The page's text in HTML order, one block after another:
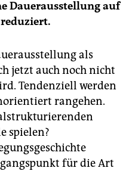
Dauerausstellung auf
als
jetzt auch noch nicht
Tendenziell werden
rangehen.
spielen?
für die Art